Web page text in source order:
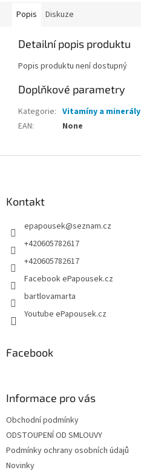
Popis Diskuze
Detailní popis produktu
Popis produktu není dostupný
Doplňkové parametry
Kategorie: Vitamíny a minerály
EAN: None
Kontakt
epapousek@seznam.cz
+420605782617
+420605782617
Facebook ePapousek.cz
bartlovamarta
Youtube ePapousek.cz
Facebook
Informace pro vás
Obchodní podmínky
ODSTOUPENÍ OD SMLOUVY
Podmínky ochrany osobních údajů
Novinky